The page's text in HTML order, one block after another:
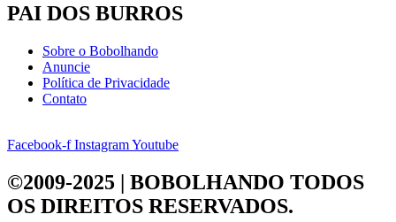
PAI DOS BURROS
Sobre o Bobolhando
Anuncie
Política de Privacidade
Contato
Facebook-f InstagramYoutube
©2009-2025 | BOBOLHANDO TODOS
OS DIREITOS RESERVADOS.